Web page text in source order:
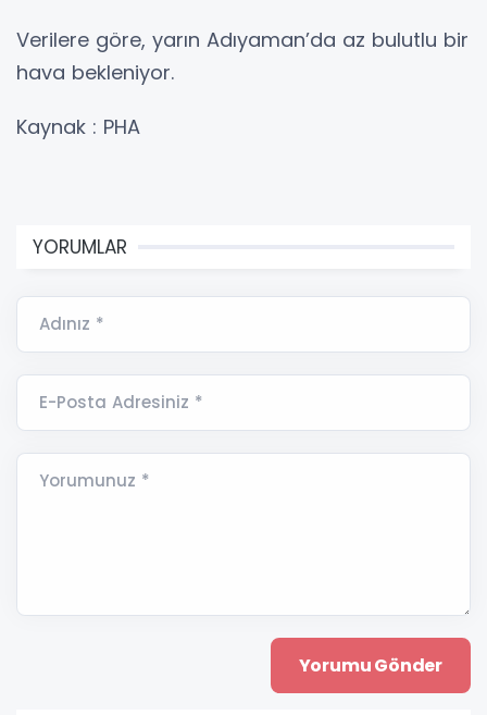
Verilere göre, yarın Adıyaman’da az bulutlu bir
hava bekleniyor.
Kaynak : PHA
YORUMLAR
Adınız *
E-Posta Adresiniz *
Yorumunuz *